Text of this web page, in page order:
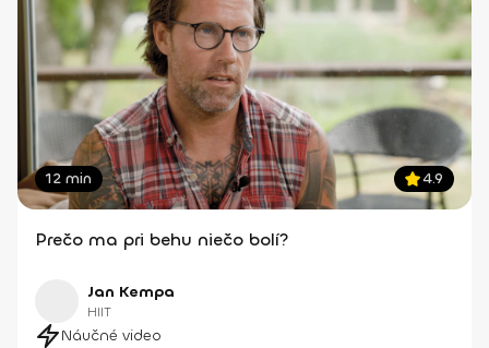
12 min 4.9
Prečo ma pri behu niečo bolí?
Jan Kempa
HIIT
Náučné video